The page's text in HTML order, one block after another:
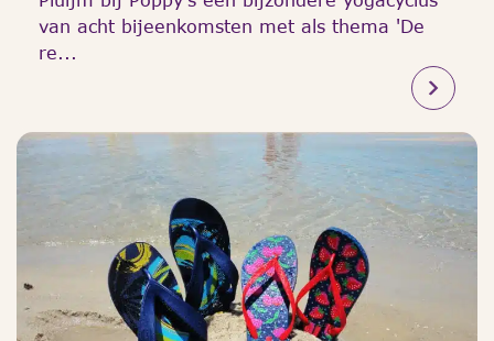
van acht bijeenkomsten met als thema 'De
re...